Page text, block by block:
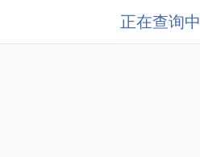
正在查询中